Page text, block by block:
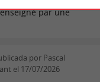
par une
por Pascal
el 17/07/2026